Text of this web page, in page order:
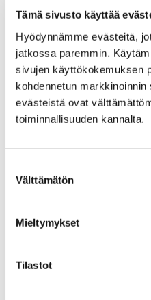
Tämä sivusto käyttää
Hyödynnämme evästeitä,
jatkossa paremmin.
sivujen käyttökokemuksen
kohdennetun
evästeistä ovat
toiminnallisuuden kannalta.
valinta
Välttämätön
Mieltymykset
Tilastot
Porin Vesi, liikelaitos
Yhteystiedot
varautuminen